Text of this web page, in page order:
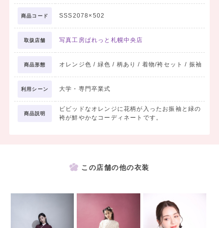
商品コード SSS2078×502
取扱店舗 写真工房ぱれっと札幌中央店
商品形態 オレンジ色 / 緑色 / 柄あり / 着物/袴セット / 振袖
利用シーン 大学・専門卒業式
商品説明
ビビッドなオレンジに花柄が入ったお振袖と緑の
袴が鮮やかなコーディネートです。
この店舗の他の衣装